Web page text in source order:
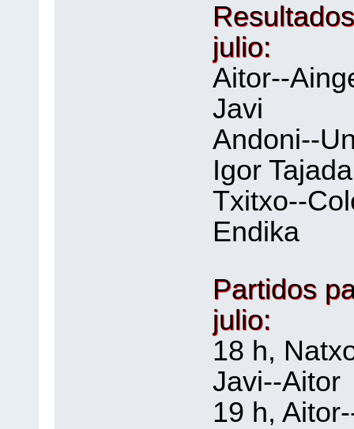
julio:
Aitor--
Javi
Igor
Txitxo--
Endika
Partidos
julio:
18 h,
Javi--Aitor
19 h,